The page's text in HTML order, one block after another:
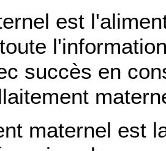
est
succès en
maternel est